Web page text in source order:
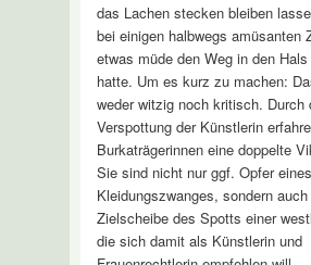
das Lachen stecken bleiben
bei einigen halbwegs amüsanten
etwas müde den Weg in den
hatte. Um es kurz zu machen:
weder witzig noch kritisch. Durch
Verspottung der Künstlerin
Burkaträgerinnen eine doppelte
Sie sind nicht nur ggf. Opfer eines
Kleidungszwanges, sondern
Zielscheibe des Spotts einer
die sich damit als Künstlerin und